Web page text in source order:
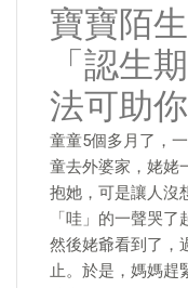
寶寶陌
「認生
法可助
童童5個多月了，
童去外婆家，姥姥
抱她，可是讓人沒
「哇」的一聲哭了
然後姥爺看到了，
止。於是，媽媽趕